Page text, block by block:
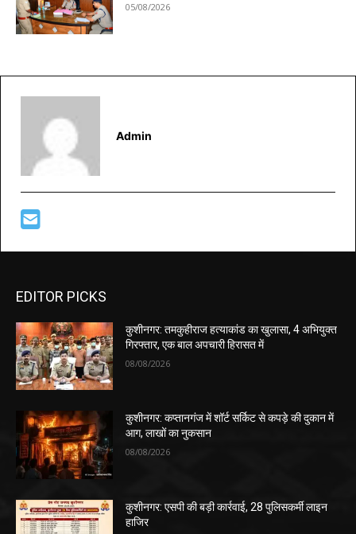
05/08/2026
Admin
EDITOR PICKS
कुशीनगर: तमकुहीराज हत्याकांड का खुलासा, 4 अभियुक्त
गिरफ्तार, एक बाल अपचारी हिरासत में
08/08/2026
कुशीनगर: कप्तानगंज में शॉर्ट सर्किट से कपड़े की दुकान में
आग, लाखों का नुकसान
08/08/2026
कुशीनगर: एसपी की बड़ी कार्रवाई, 28 पुलिसकर्मी लाइन
हाजिर